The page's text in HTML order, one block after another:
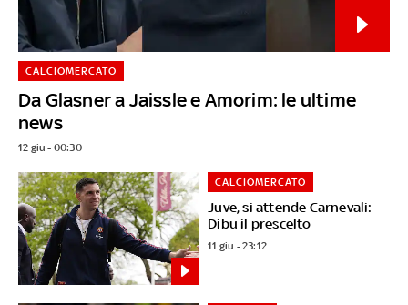
Da Glasner a Jaissle e Amorim: le ultime
news
CALCIOMERCATO
12 giu - 00:30
Juve, si attende Carnevali:
Dibu il prescelto
CALCIOMERCATO
11 giu - 23:12